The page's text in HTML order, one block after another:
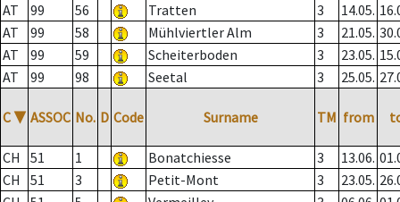
AT
99 56 Tratten 3 14.05.
AT
99 58 Mühlviertler Alm 3 21.05.
AT
99 59 Scheiterboden 3 23.05.
AT
99 98 Seetal 3 25.05.
C ▼ ASSOC No. D Code Surname TM from
CH 51 1 Bonatchiesse 3 13.06.
CH
51 3 Petit-Mont 3 23.05.